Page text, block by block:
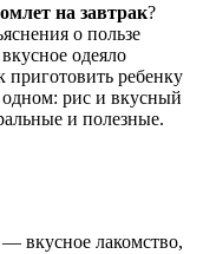
омлет на завтрак?
о пользе
одеяло
ребенку
рис и вкусный
и полезные.
— вкусное лакомство,